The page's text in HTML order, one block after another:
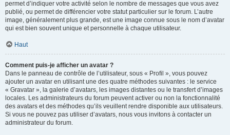
permet d’indiquer votre activité selon le nombre de messages que vous avez
publié, ou permet de différencier votre statut particulier sur le forum. L’autre
image, généralement plus grande, est une image connue sous le nom d’avatar
qui est bien souvent unique et personnelle à chaque utilisateur.
Haut
Comment puis-je afficher un avatar ?
Dans le panneau de contrôle de l’utilisateur, sous « Profil », vous pouvez
ajouter un avatar en utilisant une des quatre méthodes suivantes : le service
« Gravatar », la galerie d’avatars, les images distantes ou le transfert d’images
locales. Les administrateurs du forum peuvent activer ou non la fonctionnalité
des avatars et des méthodes qu’ils veuillent rendre disponible aux utilisateurs.
Si vous ne pouvez pas utiliser d’avatars, nous vous invitons à contacter un
administrateur du forum.